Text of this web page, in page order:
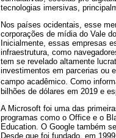
tecnologias imersivas,
Nos países ocidentais, esse
corporações de mídia do Vale
Inicialmente, essas empresas
infraestrutura, como
tem se revelado altamente
investimentos em parcerias ou
campo acadêmico. Como
bilhões de dólares em 2019 e
A Microsoft foi uma das
programas como o Office e o
Education. O Google também
Desde que foi fundado, em